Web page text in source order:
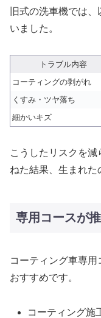
旧式の洗車機では
いました。
トラブル内容
コーティングの剥がれ
くすみ・ツヤ落ち
細かいキズ
こうしたリスクを
ねた結果、生まれた
専用コースが
コーティング車専
おすすめです。
コーティング施